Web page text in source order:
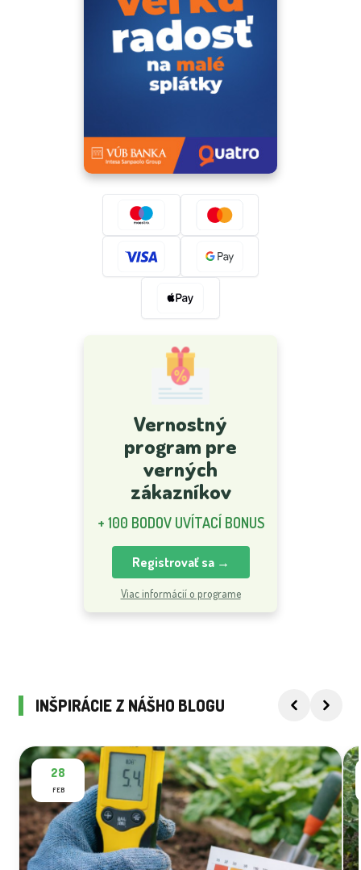
Vernostný
program pre
verných
zákazníkov
+ 100 BODOV UVÍTACÍ BONUS
Registrovať sa →
Viac informácií o programe
INŠPIRÁCIE Z NÁŠHO BLOGU
28
FEB